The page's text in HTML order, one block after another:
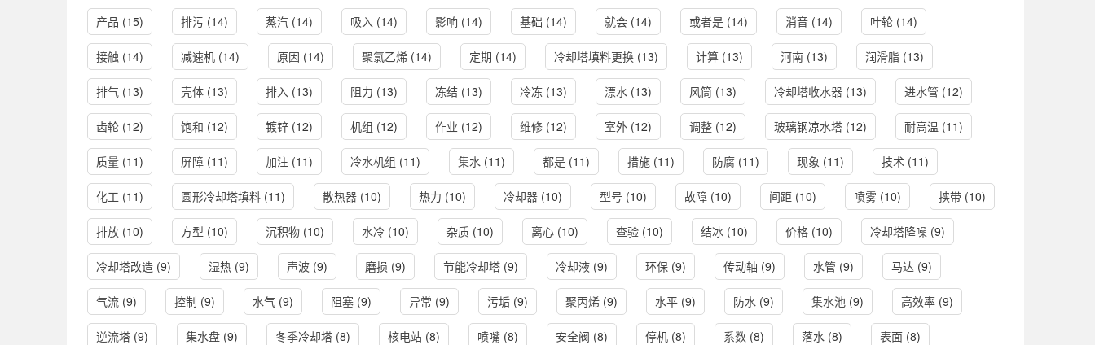
产品 (15) 排污 (14) 蒸汽 (14) 吸入 (14) 影响 (14) 基础 (14) 就会 (14) 或者是 (14) 消音 (14) 叶轮 (14)
接触 (14) 减速机 (14) 原因 (14) 聚氯乙烯 (14) 定期 (14) 冷却塔填料更换 (13) 计算 (13) 河南 (13) 润滑脂 (13)
排气 (13) 壳体 (13) 排入 (13) 阻力 (13) 冻结 (13) 冷冻 (13) 漂水 (13) 风筒 (13) 冷却塔收水器 (13) 进水管 (12)
齿轮 (12) 饱和 (12) 镀锌 (12) 机组 (12) 作业 (12) 维修 (12) 室外 (12) 调整 (12) 玻璃钢凉水塔 (12) 耐高温 (11)
质量 (11) 屏障 (11) 加注 (11) 冷水机组 (11) 集水 (11) 都是 (11) 措施 (11) 防腐 (11) 现象 (11) 技术 (11)
化工 (11) 圆形冷却塔填料 (11) 散热器 (10) 热力 (10) 冷却器 (10) 型号 (10) 故障 (10) 间距 (10) 喷雾 (10) 挟带 (10)
排放 (10) 方型 (10) 沉积物 (10) 水冷 (10) 杂质 (10) 离心 (10) 查验 (10) 结冰 (10) 价格 (10) 冷却塔降噪 (9)
冷却塔改造 (9) 湿热 (9) 声波 (9) 磨损 (9) 节能冷却塔 (9) 冷却液 (9) 环保 (9) 传动轴 (9) 水管 (9) 马达 (9)
气流 (9) 控制 (9) 水气 (9) 阻塞 (9) 异常 (9) 污垢 (9) 聚丙烯 (9) 水平 (9) 防水 (9) 集水池 (9) 高效率 (9)
逆流塔 (9) 集水盘 (9) 冬季冷却塔 (8) 核电站 (8) 喷嘴 (8) 安全阀 (8) 停机 (8) 系数 (8) 落水 (8) 表面 (8)